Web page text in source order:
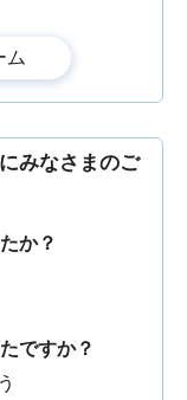
みなさまのご
か？
ですか？